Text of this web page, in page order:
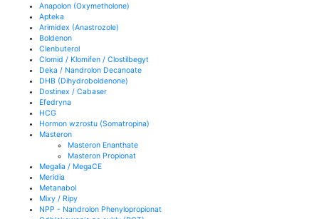
Anapolon (Oxymetholone)
Apteka
Arimidex (Anastrozole)
Boldenon
Clenbuterol
Clomid / Klomifen / Clostilbegyt
Deka / Nandrolon Decanoate
DHB (Dihydroboldenone)
Dostinex / Cabaser
Efedryna
HCG
Hormon wzrostu (Somatropina)
Masteron
Masteron Enanthate
Masteron Propionat
Megalia / MegaCE
Meridia
Metanabol
Mixy / Ripy
NPP - Nandrolon Phenylopropionat